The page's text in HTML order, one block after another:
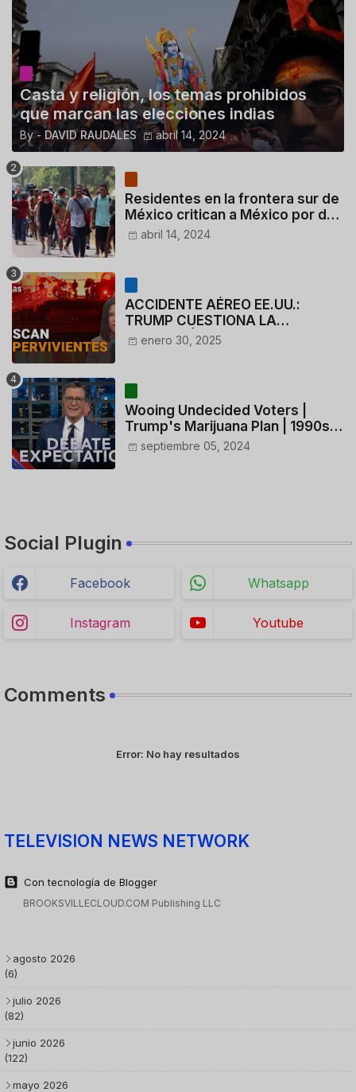
Casta y religión, los temas prohibidos
que marcan las elecciones indias
By - DAVID RAUDALES abril 14, 2024
Residentes en la frontera sur de
México critican a México por dar
110 dólares a migrantes
deportados
abril 14, 2024
ACCIDENTE AÉREO EE.UU.:
TRUMP CUESTIONA LA
ACTUACIÓN DE LOS
CONTROLADORES y PILOTO del
enero 30, 2025
Wooing Undecided Voters |
Trump's Marijuana Plan | 1990s
Porn Expert Mark Robinson
septiembre 05, 2024
Social Plugin
Facebook Whatsapp
Instagram Youtube
Comments
Error: No hay resultados
TELEVISION NEWS NETWORK
Con tecnología de Blogger
BROOKSVILLECLOUD.COM Publishing LLC
agosto 2026
(6)
julio 2026
(82)
junio 2026
(122)
mayo 2026